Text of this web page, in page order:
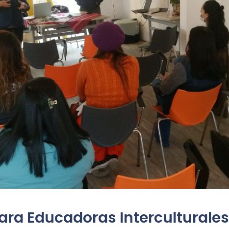
Educadoras Interculturales